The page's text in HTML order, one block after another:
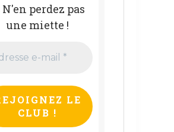
N'en perdez pas
une miette !